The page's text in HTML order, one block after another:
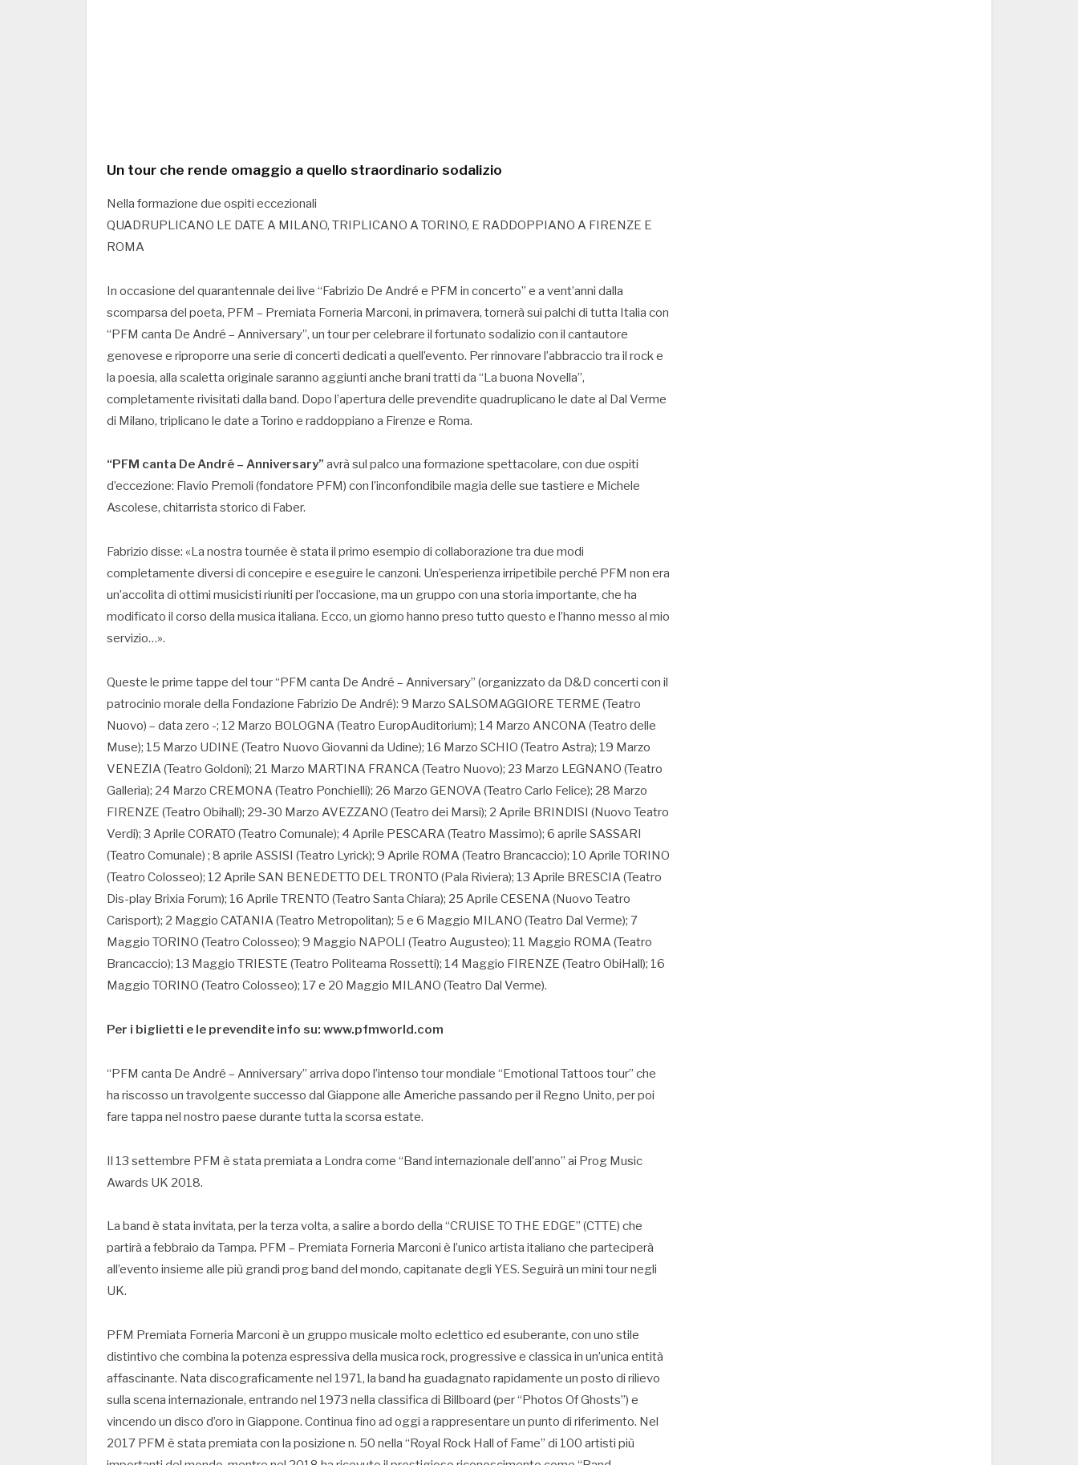
Un tour che rende omaggio a quello straordinario sodalizio
Nella formazione due ospiti eccezionali
QUADRUPLICANO LE DATE A MILANO, TRIPLICANO A TORINO, E RADDOPPIANO A FIRENZE E
ROMA
In occasione del quarantennale dei live “Fabrizio De André e PFM in concerto” e a vent’anni dalla
scomparsa del poeta, PFM – Premiata Forneria Marconi, in primavera, tornerà sui palchi di tutta Italia con
“PFM canta De André – Anniversary”, un tour per celebrare il fortunato sodalizio con il cantautore
genovese e riproporre una serie di concerti dedicati a quell’evento. Per rinnovare l’abbraccio tra il rock e
la poesia, alla scaletta originale saranno aggiunti anche brani tratti da “La buona Novella”,
completamente rivisitati dalla band. Dopo l’apertura delle prevendite quadruplicano le date al Dal Verme
di Milano, triplicano le date a Torino e raddoppiano a Firenze e Roma.
“PFM canta De André – Anniversary” avrà sul palco una formazione spettacolare, con due ospiti
d’eccezione: Flavio Premoli (fondatore PFM) con l’inconfondibile magia delle sue tastiere e Michele
Ascolese, chitarrista storico di Faber.
Fabrizio disse: «La nostra tournée è stata il primo esempio di collaborazione tra due modi
completamente diversi di concepire e eseguire le canzoni. Un’esperienza irripetibile perché PFM non era
un’accolita di ottimi musicisti riuniti per l’occasione, ma un gruppo con una storia importante, che ha
modificato il corso della musica italiana. Ecco, un giorno hanno preso tutto questo e l’hanno messo al mio
servizio…».
Queste le prime tappe del tour “PFM canta De André – Anniversary” (organizzato da D&D concerti con il
patrocinio morale della Fondazione Fabrizio De André): 9 Marzo SALSOMAGGIORE TERME (Teatro
Nuovo) – data zero -; 12 Marzo BOLOGNA (Teatro EuropAuditorium); 14 Marzo ANCONA (Teatro delle
Muse); 15 Marzo UDINE (Teatro Nuovo Giovanni da Udine); 16 Marzo SCHIO (Teatro Astra); 19 Marzo
VENEZIA (Teatro Goldoni); 21 Marzo MARTINA FRANCA (Teatro Nuovo); 23 Marzo LEGNANO (Teatro
Galleria); 24 Marzo CREMONA (Teatro Ponchielli); 26 Marzo GENOVA (Teatro Carlo Felice); 28 Marzo
FIRENZE (Teatro Obihall); 29-30 Marzo AVEZZANO (Teatro dei Marsi); 2 Aprile BRINDISI (Nuovo Teatro
Verdi); 3 Aprile CORATO (Teatro Comunale); 4 Aprile PESCARA (Teatro Massimo); 6 aprile SASSARI
(Teatro Comunale) ; 8 aprile ASSISI (Teatro Lyrick); 9 Aprile ROMA (Teatro Brancaccio); 10 Aprile TORINO
(Teatro Colosseo); 12 Aprile SAN BENEDETTO DEL TRONTO (Pala Riviera); 13 Aprile BRESCIA (Teatro
Dis-play Brixia Forum); 16 Aprile TRENTO (Teatro Santa Chiara); 25 Aprile CESENA (Nuovo Teatro
Carisport); 2 Maggio CATANIA (Teatro Metropolitan); 5 e 6 Maggio MILANO (Teatro Dal Verme); 7
Maggio TORINO (Teatro Colosseo); 9 Maggio NAPOLI (Teatro Augusteo); 11 Maggio ROMA (Teatro
Brancaccio); 13 Maggio TRIESTE (Teatro Politeama Rossetti); 14 Maggio FIRENZE (Teatro ObiHall); 16
Maggio TORINO (Teatro Colosseo); 17 e 20 Maggio MILANO (Teatro Dal Verme).
Per i biglietti e le prevendite info su: www.pfmworld.com
“PFM canta De André – Anniversary” arriva dopo l’intenso tour mondiale “Emotional Tattoos tour” che
ha riscosso un travolgente successo dal Giappone alle Americhe passando per il Regno Unito, per poi
fare tappa nel nostro paese durante tutta la scorsa estate.
Il 13 settembre PFM è stata premiata a Londra come “Band internazionale dell’anno” ai Prog Music
Awards UK 2018.
La band è stata invitata, per la terza volta, a salire a bordo della “CRUISE TO THE EDGE” (CTTE) che
partirà a febbraio da Tampa. PFM – Premiata Forneria Marconi è l’unico artista italiano che parteciperà
all’evento insieme alle più grandi prog band del mondo, capitanate degli YES. Seguirà un mini tour negli
UK.
PFM Premiata Forneria Marconi è un gruppo musicale molto eclettico ed esuberante, con uno stile
distintivo che combina la potenza espressiva della musica rock, progressive e classica in un’unica entità
affascinante. Nata discograficamente nel 1971, la band ha guadagnato rapidamente un posto di rilievo
sulla scena internazionale, entrando nel 1973 nella classifica di Billboard (per “Photos Of Ghosts”) e
vincendo un disco d’oro in Giappone. Continua fino ad oggi a rappresentare un punto di riferimento. Nel
2017 PFM è stata premiata con la posizione n. 50 nella “Royal Rock Hall of Fame” di 100 artisti più